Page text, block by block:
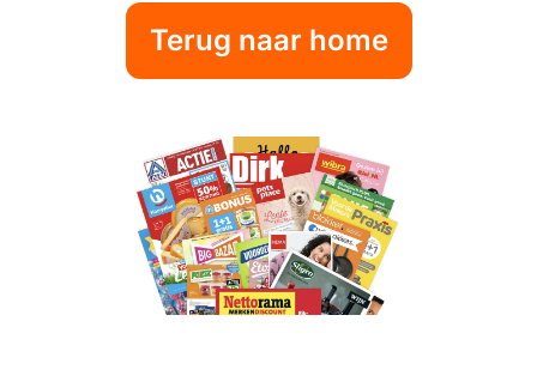
Terug naar home